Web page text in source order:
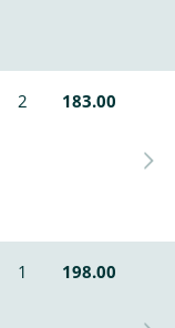
2 183.00
1 198.00